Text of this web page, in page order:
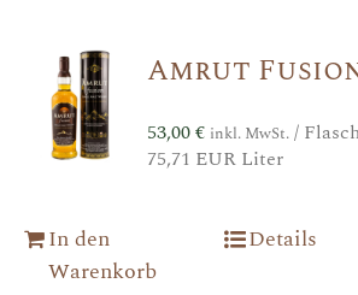
Amrut
53,00€ inkl. MwSt./
75,71 EUR Liter
In den
Warenkorb
Details